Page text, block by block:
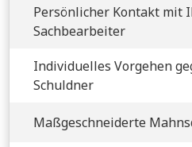
Persönlicher Kontakt mit
Sachbearbeiter
Individuelles Vorgehen
Schuldner
Maßgeschneiderte